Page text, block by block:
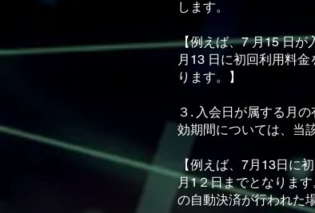
します。
【例えば、7 ⽉15 ⽇が
⽉13 ⽇に初回利⽤料
ります。】
３. ⼊会⽇が属する⽉
効期間については、当
【例えば、7⽉13⽇に
⽉1２⽇までとなりま
の⾃動決済が⾏われた